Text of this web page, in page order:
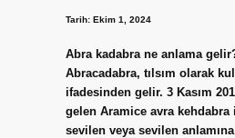
Tarih: Ekim 1, 2024
Abra kadabra ne anlama
Abracadabra, tılsım olarak
ifadesinden gelir. 3 Kasım
gelen Aramice avra
sevilen veya sevilen